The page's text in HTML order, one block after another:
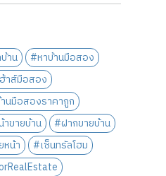
าน
#หาบ้านมือสอง
าส์มือสอง
นมือสองราคาถูก
ขายบ้าน
#ฝากขายบ้าน
หน้า
#เซ็นทรัลโฮม